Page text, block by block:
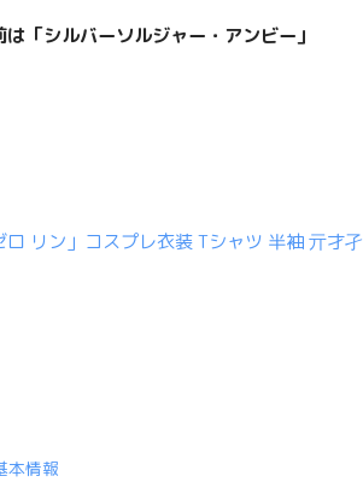
「シルバーソルジャー・アンビー」
ロ リン」コスプレ衣装 Tシャツ 半袖 亓才孑
本情報